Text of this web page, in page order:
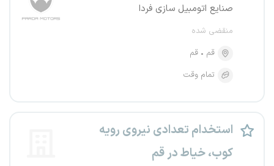
صنایع اتومبیل سازی فردا
منقضی شده
قم
قم
تمام وقت
استخدام تعدادی نیروی رویه
کوب، خیاط در قم